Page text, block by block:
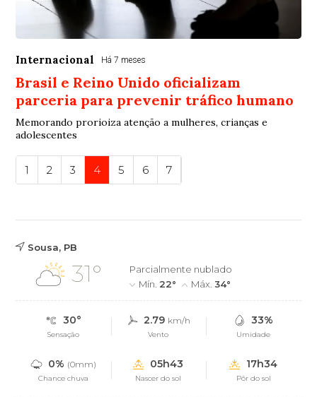
Internacional Há 7 meses
Brasil e Reino Unido oficializam
parceria para prevenir tráfico humano
Memorando prorioiza atenção a mulheres, crianças e
adolescentes
1 2 3 4 5 6 7
Sousa, PB
31°
Parcialmente nublado
Mín. 22° Máx.34°
30°
Sensação
2.79 km/h
Vento
33%
Umidade
0% (0mm)
Chance chuva
05h43
Nascer do sol
17h34
Pôr do sol